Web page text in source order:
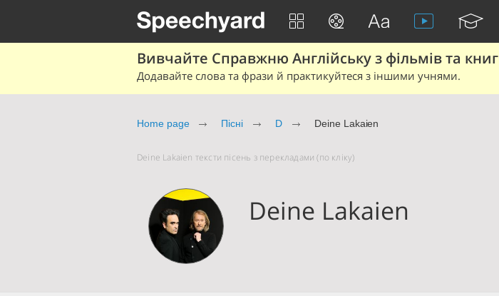
Вивчайте Справжню Англійську з фільмів та книг
Додавайте слова та фрази й практикуйтеся з іншими учнями.
Home page Пісні D Deine Lakaien
Deine Lakaien тексти пісень з перекладами (по кліку)
Deine Lakaien